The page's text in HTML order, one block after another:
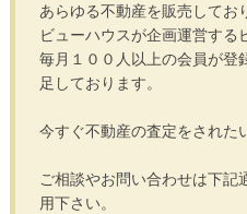
あらゆる不動産を販売してお
ビューハウスが企画運営する
毎月１００人以上の会員が登
足しております。
今すぐ不動産の査定をされた
ご相談やお問い合わせは下記
用下さい。